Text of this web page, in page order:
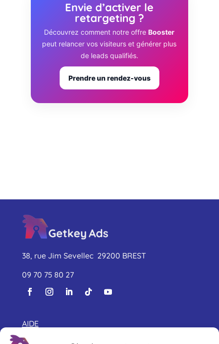
Envie d’activer le
retargeting ?
Découvrez comment notre offreBooster
peut relancer vos visiteurs et générer plus
de leads qualifiés.
Prendre un rendez-vous
38, rue Jim Sevellec 29200 BREST
09 70 75 80 27
AIDE